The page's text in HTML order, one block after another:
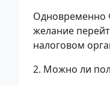
Одновременно
желание
налоговом
2. Можно ли